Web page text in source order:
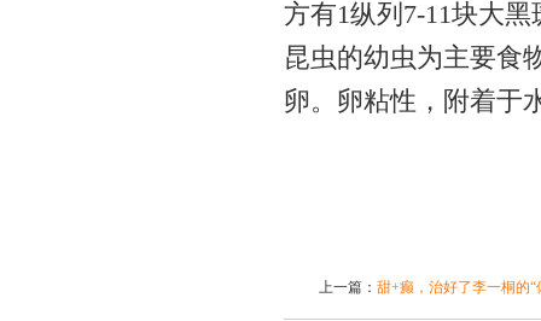
方有1纵列7-11块大
昆虫的幼虫为主要食
卵。卵粘性，附着于
上一篇： 甜+癫，治好了李一桐的“